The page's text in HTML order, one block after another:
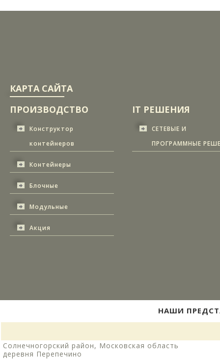
КАРТА САЙТА
ПРОИЗВОДСТВО
Конструктор
контейнеров
Контейнеры
Блочные
Модульные
Акция
IT РЕШЕНИЯ
СЕТЕВЫЕ И
ПРОГРАММНЫЕ
НАШИ
Солнечногорский район, Московская область
деревня Перепечино